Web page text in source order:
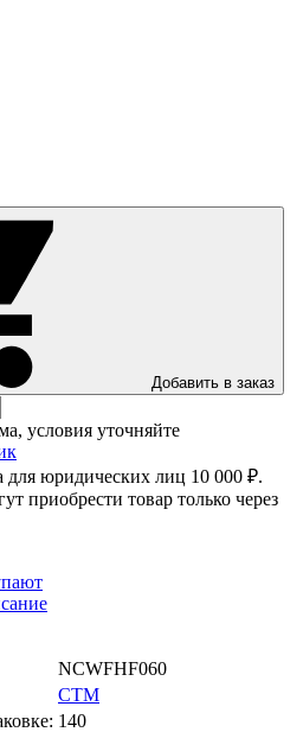
Добавить в заказ
условия уточняйте
для юридических лиц 10 000 ₽.
приобрести товар только через
NCWFHF060
СТМ
140